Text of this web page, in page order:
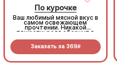
По курочке
Ваш любимый мясной вкус в
самом освежающем
прочтении. Никакой
тяжести: ролл обернут в
внутри вас ждет тающий
крем-сыр, сочная копченая
пекинки. (8шт.)
Заказать за 369R